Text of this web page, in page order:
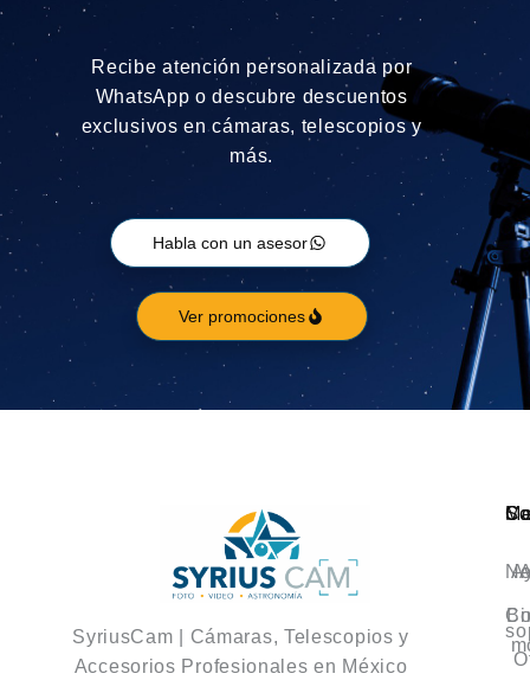
Recibe atención personalizada por
WhatsApp o descubre descuentos
exclusivos en cámaras, telescopios y
más.
Habla con un asesor
Ver promociones
SyriusCam | Cámaras, Telescopios y
Accesorios Profesionales en México